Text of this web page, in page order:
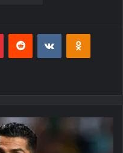
PinterestReddit VK OK